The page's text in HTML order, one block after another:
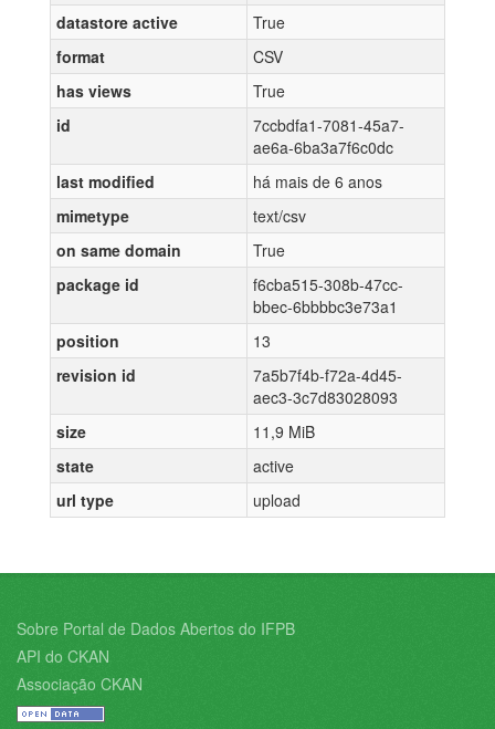
datastore active
True
format
CSV
has views
True
id
7ccbdfa1-7081-45a7-
ae6a-6ba3a7f6c0dc
last modified
há mais de 6 anos
mimetype
text/csv
on same domain
True
package id
f6cba515-308b-47cc-
bbec-6bbbbc3e73a1
position
13
revision id
7a5b7f4b-f72a-4d45-
aec3-3c7d83028093
size
11,9 MiB
state
active
url type
upload
Sobre Portal de Dados Abertos do IFPB
API do CKAN
Associação CKAN